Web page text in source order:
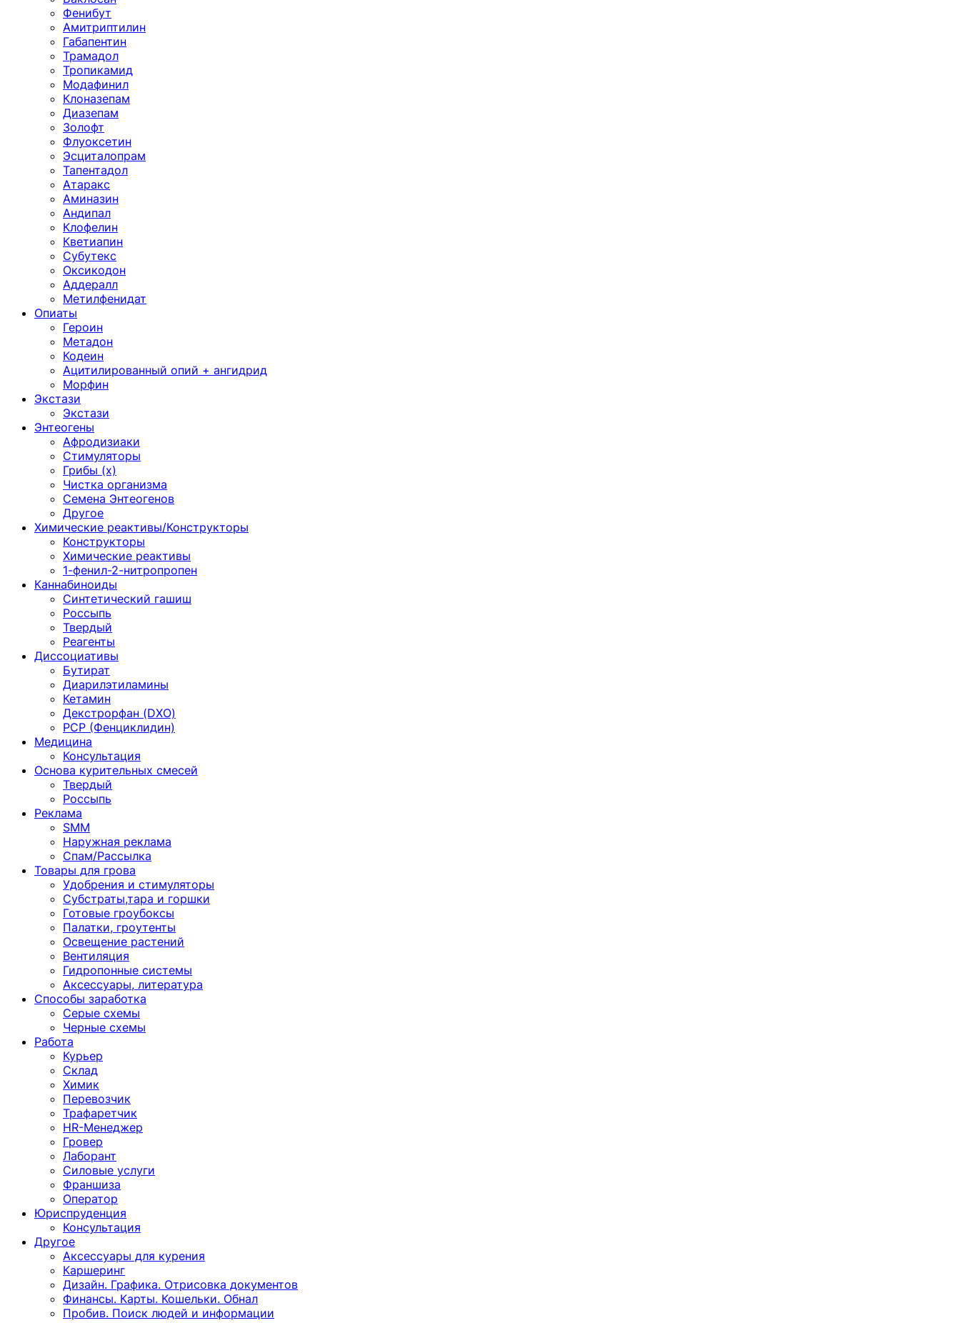
Фенибут
Амитриптилин
Габапентин
Трамадол
Тропикамид
Модафинил
Клоназепам
Диазепам
Золофт
Флуоксетин
Эсциталопрам
Тапентадол
Атаракс
Аминазин
Андипал
Клофелин
Кветиапин
Субутекс
Оксикодон
Аддералл
Метилфенидат
Опиаты
Героин
Метадон
Кодеин
Ацитилированный опий + ангидрид
Морфин
Экстази
Экстази
Энтеогены
Афродизиаки
Стимуляторы
Грибы (х)
Чистка организма
Семена Энтеогенов
Другое
Химические реактивы/Конструкторы
Конструкторы
Химические реактивы
1-фенил-2-нитропропен
Каннабиноиды
Синтетический гашиш
Россыпь
Твердый
Реагенты
Диссоциативы
Бутират
Диарилэтиламины
Кетамин
Декстрорфан (DXO)
PCP (Фенциклидин)
Медицина
Консультация
Основа курительных смесей
Твердый
Россыпь
Реклама
SMM
Наружная реклама
Спам/Рассылка
Товары для грова
Удобрения и стимуляторы
Субстраты,тара и горшки
Готовые гроубоксы
Палатки, гроутенты
Освещение растений
Вентиляция
Гидропонные системы
Аксессуары, литература
Способы заработка
Серые схемы
Черные схемы
Работа
Курьер
Склад
Химик
Перевозчик
Трафаретчик
HR-Менеджер
Гровер
Лаборант
Силовые услуги
Франшиза
Оператор
Юриспруденция
Консультация
Другoе
Аксессуары для курения
Каршеринг
Дизайн. Графика. Отрисовка документов
Финансы. Карты. Кошельки. Обнал
Пробив. Поиск людей и информации